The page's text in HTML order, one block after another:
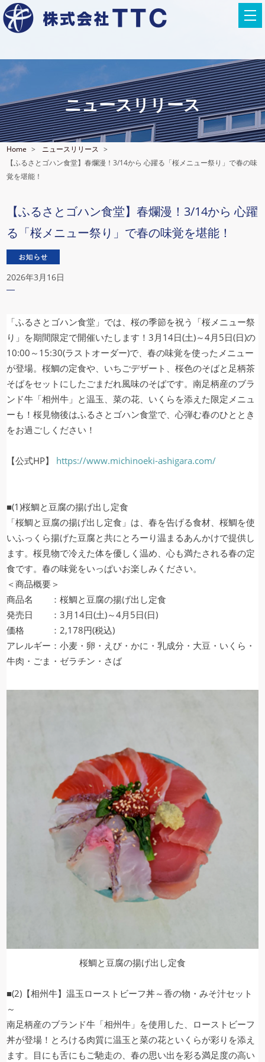
ニュースリリース
Home
ニュースリリース
【ふるさとゴハン食堂】春爛漫！3/14から 心躍る「桜メニュー祭り」で春の味
覚を堪能！
【ふるさとゴハン食堂】春爛漫！3/14から 心躍
る「桜メニュー祭り」で春の味覚を堪能！
2026年3月16日
「ふるさとゴハン食堂」では、桜の季節を祝う「桜メニュー祭
り」を期間限定で開催いたします！3月14日(土)～4月5日(日)の
10:00～15:30(ラストオーダー)で、春の味覚を使ったメニュー
が登場。桜鯛の定食や、いちごデザート、桜色のそばと足柄茶
そばをセットにしたごまだれ風味のそばです。南足柄産のブラ
ンド牛「相州牛」と温玉、菜の花、いくらを添えた限定メニュ
ーも！桜見物後はふるさとゴハン食堂で、心弾む春のひととき
をお過ごしください！
【公式HP】 https://www.michinoeki-ashigara.com/
■(1)桜鯛と豆腐の揚げ出し定食
「桜鯛と豆腐の揚げ出し定食」は、春を告げる食材、桜鯛を使
いふっくら揚げた豆腐と共にとろーり温まるあんかけで提供し
ます。桜見物で冷えた体を優しく温め、心も満たされる春の定
食です。春の味覚をいっぱいお楽しみください。
＜商品概要＞
商品名 ：桜鯛と豆腐の揚げ出し定食
発売日 ：3月14日(土)～4月5日(日)
価格 ：2,178円(税込)
アレルギー：小麦・卵・えび・かに・乳成分・大豆・いくら・
牛肉・ごま・ゼラチン・さば
桜鯛と豆腐の揚げ出し定食
■(2)【相州牛】温玉ローストビーフ丼～香の物・みそ汁セット
～
南足柄産のブランド牛「相州牛」を使用した、ローストビーフ
丼が登場！とろける肉質に温玉と菜の花といくらが彩りを添え
ます。目にも舌にもご馳走の、春の思い出を彩る満足度の高い